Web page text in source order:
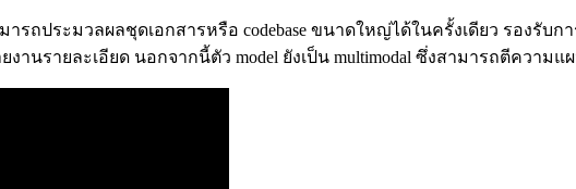
มารถประมวลผลชุดเอกสารหรือ codebase ขนาดใหญ่ได้ในครั้งเดียว รองรับ
านรายละเอียด นอกจากนี้ตัว model ยังเป็น multimodal ซึ่งสามารถตีควา